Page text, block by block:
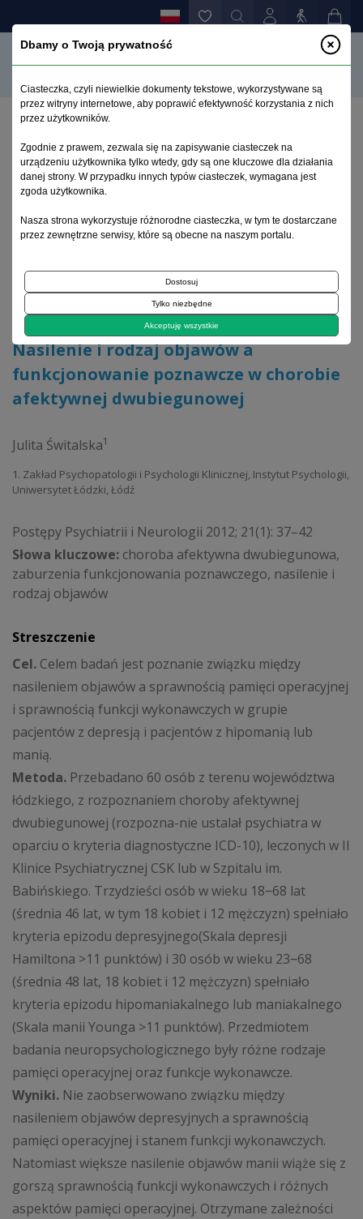
Nasilenie i rodzaj objawów a funkcjonowanie
poznawcze w chorobie afektywnej dwubiegunowej
Archiwum 1992–2014
2012, tom 21, zeszyt 1
Artykuł oryginalny
Nasilenie i rodzaj objawów a
funkcjonowanie poznawcze w chorobie
afektywnej dwubiegunowej
Julita Świtalska1
1. Zakład Psychopatologii i Psychologii Klinicznej, Instytut Psychologii,
Uniwersytet Łódzki, Łódź
Postępy Psychiatrii i Neurologii 2012; 21(1): 37–42
Słowa kluczowe: choroba afektywna dwubiegunowa,
zaburzenia funkcjonowania poznawczego, nasilenie i
rodzaj objawów
Streszczenie
Cel. Celem badań jest poznanie związku między
nasileniem objawów a sprawnością pamięci operacyjnej
i sprawnością funkcji wykonawczych w grupie
pacjentów z depresją i pacjentów z hipomanią lub
manią.
Metoda. Przebadano 60 osób z terenu województwa
łódzkiego, z rozpoznaniem choroby afektywnej
dwubiegunowej (rozpozna-nie ustalał psychiatra w
oparciu o kryteria diagnostyczne ICD-10), leczonych w II
Klinice Psychiatrycznej CSK lub w Szpitalu im.
Babińskiego. Trzydzieści osób w wieku 18‒68 lat
(średnia 46 lat, w tym 18 kobiet i 12 mężczyzn) spełniało
kryteria epizodu depresyjnego(Skala depresji
Hamiltona >11 punktów) i 30 osób w wieku 23‒68
(średnia 48 lat, 18 kobiet i 12 mężczyzn) spełniało
kryteria epizodu hipomaniakalnego lub maniakalnego
(Skala manii Younga >11 punktów). Przedmiotem
badania neuropsychologicznego były różne rodzaje
pamięci operacyjnej oraz funkcje wykonawcze.
Wyniki. Nie zaobserwowano związku między
nasileniem objawów depresyjnych a sprawnością
pamięci operacyjnej i stanem funkcji wykonawczych.
Natomiast większe nasilenie objawów manii wiąże się z
gorszą sprawnością funkcji wykonawczych i różnych
aspektów pamięci operacyjnej. Otrzymane zależności
Dbamy o Twoją prywatność
Ciasteczka, czyli niewielkie dokumenty tekstowe, wykorzystywane są
przez witryny internetowe, aby poprawić efektywność korzystania z nich
przez użytkowników.
Zgodnie z prawem, zezwala się na zapisywanie ciasteczek na
urządzeniu użytkownika tylko wtedy, gdy są one kluczowe dla działania
danej strony. W przypadku innych typów ciasteczek, wymagana jest
zgoda użytkownika.
Nasza strona wykorzystuje różnorodne ciasteczka, w tym te dostarczane
przez zewnętrzne serwisy, które są obecne na naszym portalu.
Dostosuj
Tylko niezbędne
Akceptuję wszystkie